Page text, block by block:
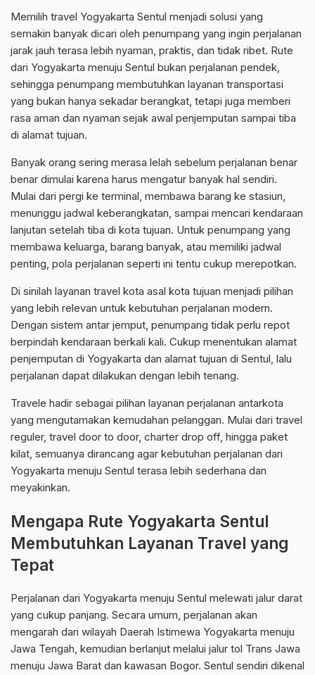
Memilih travel Yogyakarta Sentul menjadi solusi yang
semakin banyak dicari oleh penumpang yang ingin perjalanan
jarak jauh terasa lebih nyaman, praktis, dan tidak ribet. Rute
dari Yogyakarta menuju Sentul bukan perjalanan pendek,
sehingga penumpang membutuhkan layanan transportasi
yang bukan hanya sekadar berangkat, tetapi juga memberi
rasa aman dan nyaman sejak awal penjemputan sampai tiba
di alamat tujuan.
Banyak orang sering merasa lelah sebelum perjalanan benar
benar dimulai karena harus mengatur banyak hal sendiri.
Mulai dari pergi ke terminal, membawa barang ke stasiun,
menunggu jadwal keberangkatan, sampai mencari kendaraan
lanjutan setelah tiba di kota tujuan. Untuk penumpang yang
membawa keluarga, barang banyak, atau memiliki jadwal
penting, pola perjalanan seperti ini tentu cukup merepotkan.
Di sinilah layanan travel kota asal kota tujuan menjadi pilihan
yang lebih relevan untuk kebutuhan perjalanan modern.
Dengan sistem antar jemput, penumpang tidak perlu repot
berpindah kendaraan berkali kali. Cukup menentukan alamat
penjemputan di Yogyakarta dan alamat tujuan di Sentul, lalu
perjalanan dapat dilakukan dengan lebih tenang.
Travele hadir sebagai pilihan layanan perjalanan antarkota
yang mengutamakan kemudahan pelanggan. Mulai dari travel
reguler, travel door to door, charter drop off, hingga paket
kilat, semuanya dirancang agar kebutuhan perjalanan dari
Yogyakarta menuju Sentul terasa lebih sederhana dan
meyakinkan.
Mengapa Rute Yogyakarta Sentul
Membutuhkan Layanan Travel yang
Tepat
Perjalanan dari Yogyakarta menuju Sentul melewati jalur darat
yang cukup panjang. Secara umum, perjalanan akan
mengarah dari wilayah Daerah Istimewa Yogyakarta menuju
Jawa Tengah, kemudian berlanjut melalui jalur tol Trans Jawa
menuju Jawa Barat dan kawasan Bogor. Sentul sendiri dikenal